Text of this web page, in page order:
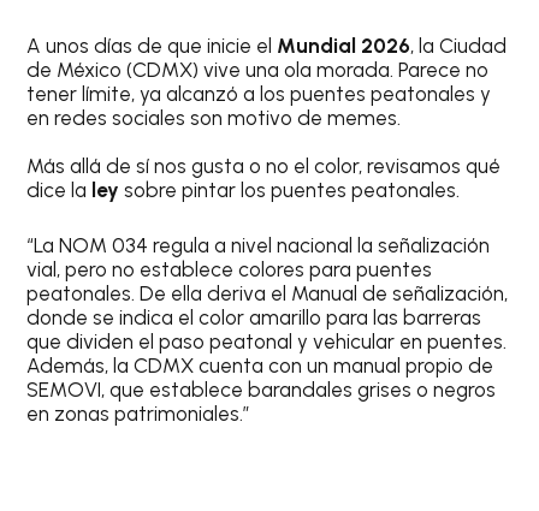
A unos días de que inicie el Mundial 2026, la Ciudad
de México (CDMX) vive una ola morada. Parece no
tener límite, ya alcanzó a los puentes peatonales y
en redes sociales son motivo de memes.
Más allá de sí nos gusta o no el color, revisamos qué
dice la ley sobre pintar los puentes peatonales.
“La NOM 034 regula a nivel nacional la señalización
vial, pero no establece colores para puentes
peatonales. De ella deriva el Manual de señalización,
donde se indica el color amarillo para las barreras
que dividen el paso peatonal y vehicular en puentes.
Además, la CDMX cuenta con un manual propio de
SEMOVI, que establece barandales grises o negros
en zonas patrimoniales.”